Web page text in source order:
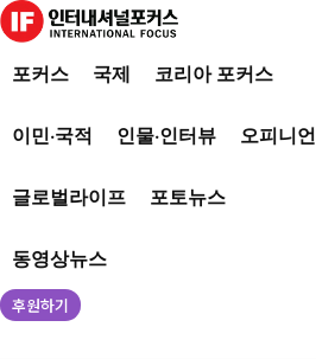
포커스 국제 코리아 포커스
이민·국적 인물·인터뷰 오피니언
글로벌라이프 포토뉴스
동영상뉴스
후원하기